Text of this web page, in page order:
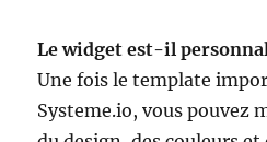
Le widget est-il
Une fois le template
Systeme.io, vous pouvez